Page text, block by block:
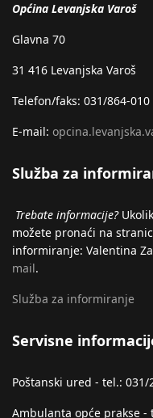
Općina Levanjska Varoš
Glavna 70
31 416 Levanjska Varoš
Telefon/faks: 031/864-010
E-mail:
Služba za
Trebate informacije?
možete pronaći na
informiranje: Valentina
mail.
Služba za informiranje
Servisne
Poštanski ured - tel.: 031/
Ambulanta opće prakse -